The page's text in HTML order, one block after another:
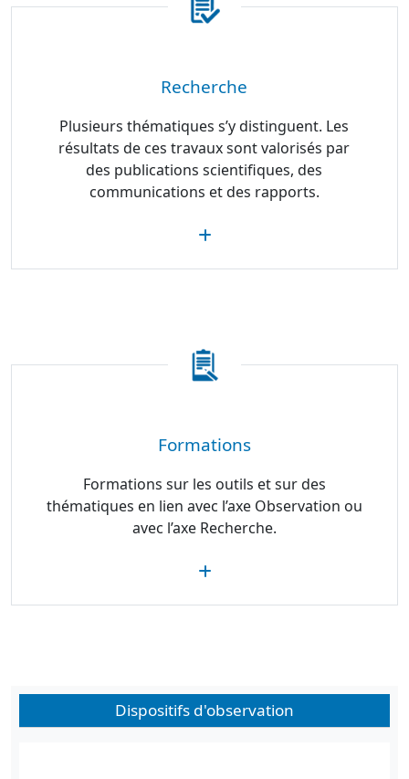
Recherche
Plusieurs thématiques s’y distinguent. Les
résultats de ces travaux sont valorisés par
des publications scientifiques, des
communications et des rapports.
Formations
Formations sur les outils et sur des
thématiques en lien avec l’axe Observation ou
avec l’axe Recherche.
Dispositifs d'observation